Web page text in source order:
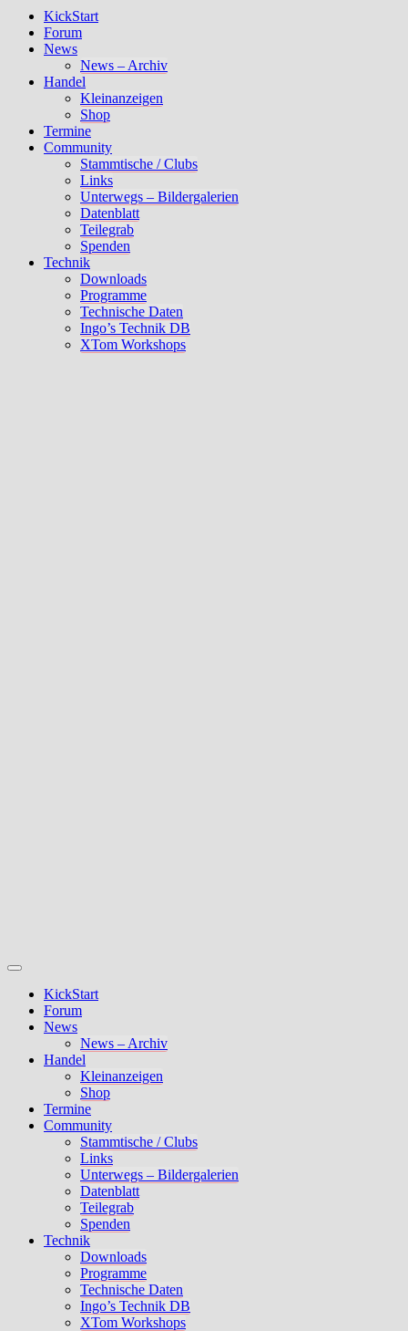
KickStart
Forum
News
News – Archiv
Handel
Kleinanzeigen
Shop
Termine
Community
Stammtische / Clubs
Links
Unterwegs – Bildergalerien
Datenblatt
Teilegrab
Spenden
Technik
Downloads
Programme
Technische Daten
Ingo’s Technik DB
XTom Workshops
KickStart
Forum
News
News – Archiv
Handel
Kleinanzeigen
Shop
Termine
Community
Stammtische / Clubs
Links
Unterwegs – Bildergalerien
Datenblatt
Teilegrab
Spenden
Technik
Downloads
Programme
Technische Daten
Ingo’s Technik DB
XTom Workshops